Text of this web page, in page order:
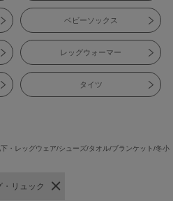
ベビーソックス
レッグウォーマー
タイツ
・レッグウェア/シューズ/タオル/ブランケット/冬小
・リュック